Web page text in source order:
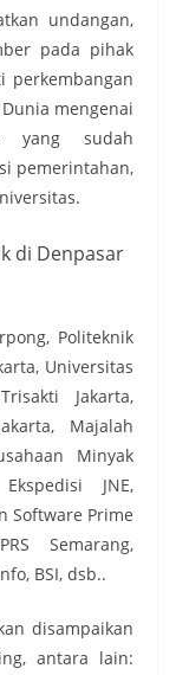
undangan,
pada pihak
perkembangan
mengenai
yang sudah
pemerintahan,
Politeknik
Universitas
Jakarta,
Majalah
Minyak
JNE,
Software Prime
Semarang,
BSI, dsb..
disampaikan
antara lain: